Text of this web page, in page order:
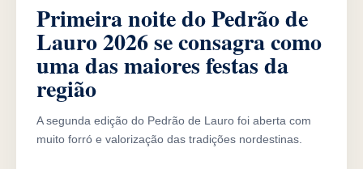
Primeira noite do Pedrão de
Lauro 2026 se consagra como
uma das maiores festas da
região
A segunda edição do Pedrão de Lauro foi aberta com
muito forró e valorização das tradições nordestinas.